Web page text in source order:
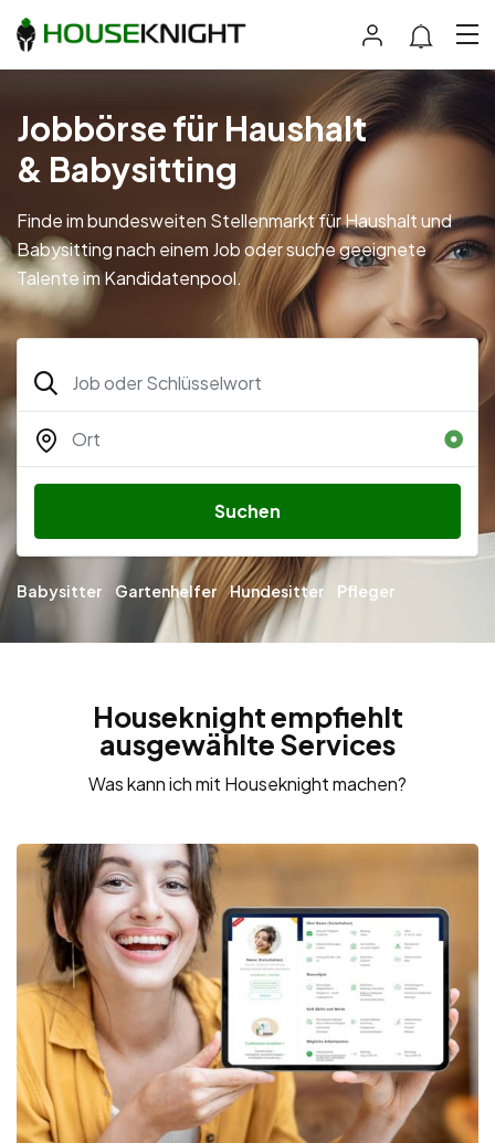
Jobbörse für Haushalt
& Babysitting
Finde im bundesweiten Stellenmarkt für Haushalt und
Babysitting nach einem Job oder suche geeignete
Talente im Kandidatenpool.
Suchen
Babysitter Gartenhelfer Hundesitter Pfleger
Houseknight empfiehlt
ausgewählte Services
Was kann ich mit Houseknight machen?